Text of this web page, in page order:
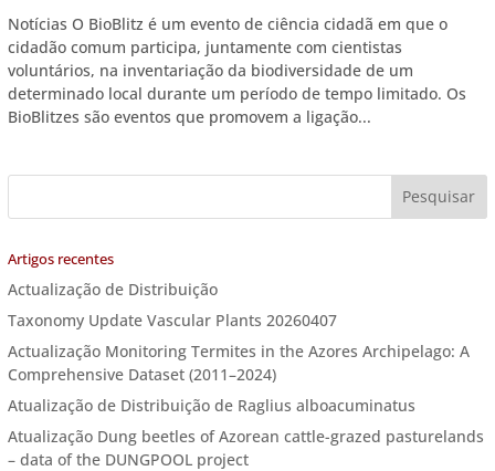
Notícias O BioBlitz é um evento de ciência cidadã em que o
cidadão comum participa, juntamente com cientistas
voluntários, na inventariação da biodiversidade de um
determinado local durante um período de tempo limitado. Os
BioBlitzes são eventos que promovem a ligação...
Artigos recentes
Actualização de Distribuição
Taxonomy Update Vascular Plants 20260407
Actualização Monitoring Termites in the Azores Archipelago: A
Comprehensive Dataset (2011–2024)
Atualização de Distribuição de Raglius alboacuminatus
Atualização Dung beetles of Azorean cattle-grazed pasturelands
– data of the DUNGPOOL project